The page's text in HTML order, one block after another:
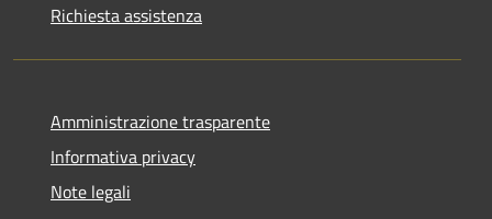
Richiesta assistenza
Amministrazione trasparente
Informativa privacy
Note legali